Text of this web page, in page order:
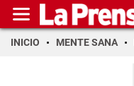
INICIO MENTE SANA